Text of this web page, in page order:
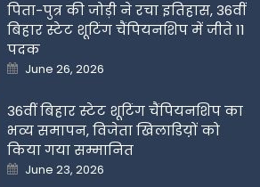
पिता-पुत्र की जोड़ी ने रचा इतिहास, 36वीं
बिहार स्टेट शूटिंग चैंपियनशिप में जीते 11
पदक
Posted
on
June 26, 2026
36वीं बिहार स्टेट शूटिंग चैंपियनशिप का
भव्य समापन, विजेता खिलाडिय़ों को
किया गया सम्मानित
Posted
on
June 23, 2026